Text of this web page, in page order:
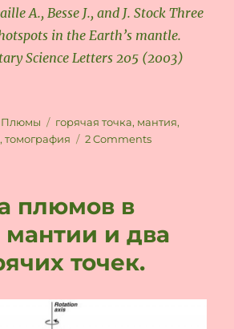
A., Besse J., and J. Stock Three
in the Earth’s mantle.
Science Letters 205 (2003)
Categories
Плюмы Tags
горячая точка, мантия,
,томография 2 Commentson
плюмов в
и два
точек.